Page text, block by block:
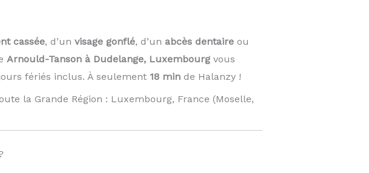
cassée, d’un visage gonflé, d’un abcès dentaireou
Arnould-Tanson à Dudelange, Luxembourgvous
fériés inclus. À seulement 18 minde Halanzy !
la Grande Région : Luxembourg, France (Moselle,